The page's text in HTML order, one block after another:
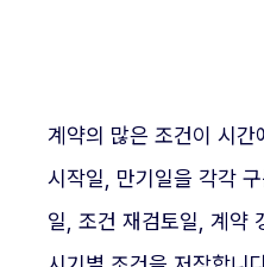
계약의 많은 조건이 시간
시작일, 만기일을 각각
일, 조건 재검토일, 계약